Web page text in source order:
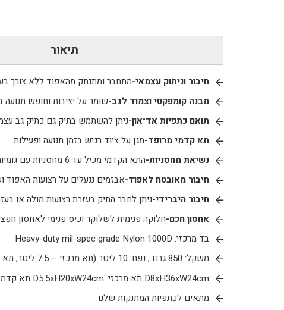
תיאור
חיבור וניתוק עצמאי-מתחבר ומתנתק מהאפוד ללא צורך
מבנה קומפקטי וצמוד לגב-שומר על יציבות וחופש תנועה
תואם כתפיות אד־און-ניתן להשתמש בתיק גם כתיק גב
תא קדמי מרופד-מגן על ציוד רגיש בזמן תנועה ופעילות.
נשיאת מחסניות-התא הקדמי מכיל עד 6 מחסניות עם גומיות אבטוח.
חיבור מאובטח לאפוד-אבזמים ננעלים על רצועות האפוד
חיבור היברידי-ניתן לחבר התיק בעזרת רצועות מולה או
אחסון חכם-חלוקה פנימית לשלוקר וכיס פנימי לאחסון
בד מרכזי: Heavy-duty mil-spec grade Nylon 1000D
משקל: 850 גרם , נפח: 10 ליטר (תא מרכזי – 7.5 ליטר, תא קדמי 2.5 ליטר)
D8xH36xW24cm תא מרכזי. D5.5xH20xW24cm תא קדמי
מתאים לכתפיות המתנקות שלנו.